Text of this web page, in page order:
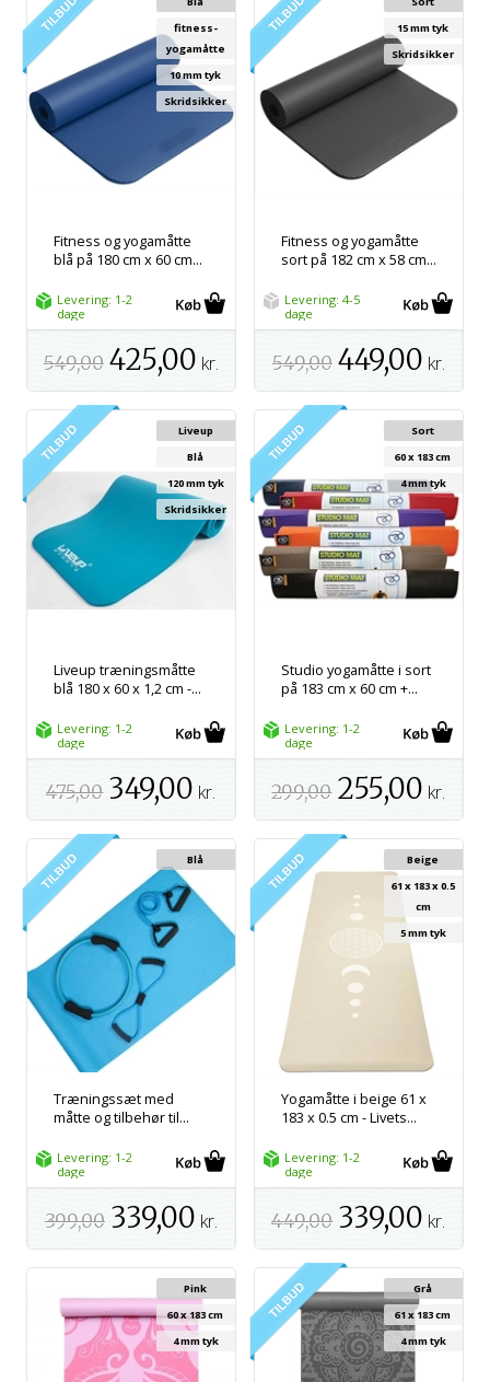
Fitness og yogamåtte
blå på 180 cm x 60 cm...
fitness-
yogamåtte
10 mm tyk
Skridsikker
Levering: 1-2
dage
549,00 425,00 kr.
Fitness og yogamåtte
sort på 182 cm x 58 cm...
15 mm tyk
Skridsikker
Levering: 4-5
dage
549,00 449,00 kr.
Liveup træningsmåtte
blå 180 x 60 x 1,2 cm -...
Liveup
Blå
120 mm tyk
Skridsikker
Levering: 1-2
dage
475,00 349,00 kr.
Studio yogamåtte i sort
på 183 cm x 60 cm +...
Sort
60 x 183 cm
4 mm tyk
Levering: 1-2
dage
299,00 255,00 kr.
Træningssæt med
måtte og tilbehør til...
Blå
Levering: 1-2
dage
399,00 339,00 kr.
Yogamåtte i beige 61 x
183 x 0.5 cm - Livets...
Beige
61 x 183 x 0.5
cm
5 mm tyk
Levering: 1-2
dage
449,00 339,00 kr.
Pink
60 x 183 cm
4 mm tyk
Grå
61 x 183 cm
4 mm tyk